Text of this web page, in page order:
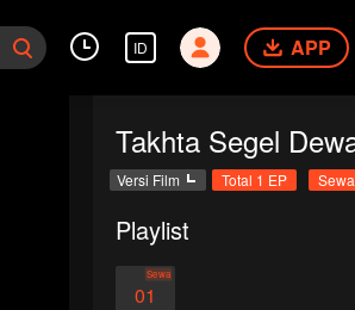
ID APP
Versi Film Total 1 EP Sewa
Playlist
01
Sewa